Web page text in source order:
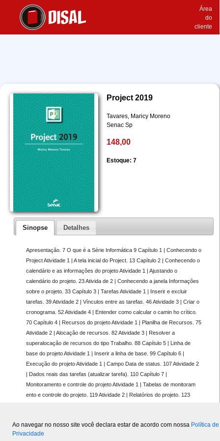
Área
do
cliente
Project 2019
Tavares, Maricy Moreno
Senac Sp
148,00
Estoque: 7
Sinopse Detalhes
Apresentação. 7 O que é a Série Informática 9 Capítulo 1 | Conhecendo o
Project Atividade 1 | A tela inicial do Project. 13 Capítulo 2 | Conhecendo o
calendário e as informações do projeto Atividade 1 | Ajustando o
calendário do projeto. 23 Ativida de 2 | Conhecendo a janela Informações
sobre o projeto. 33 Capítulo 3 | Tarefas Atividade 1 | Inserir e excluir
tarefas. 39 Atividade 2 | Vínculos entre as tarefas. 46 Atividade 3 | Criar o
cronograma. 52 Atividade 4 | Entender como calcular o camin ho crítico.
70 Capítulo 4 | Recursos do projeto Atividade 1 | Planilha de Recursos. 75
Atividade 2 | Alocação de recursos. 82 Atividade 3 | Resolver a
superalocação de recursos do tipo Trabalho. 88 Capítulo 5 | Linha de
base do projeto Atividade 1 | Inserir a linha de base. 99 Capítulo 6 |
Execução do projeto Atividade 1 | Campo Data de status. 107 Atividade 2
| Dados reais das tarefas (atualizar tarefa). 110 Capítulo 7 |
Monitoramento e controle do projeto Atividade 1 | Tabelas de monitoram
ento e controle do projeto. 119 Atividade 2 | Relatórios do projeto. 123
para a reforma de um armário. 145 Sobre a autora. 151 Índice geral. 153
Ao navegar no nosso site você declara estar de acordo com nossa Política de
Privacidade